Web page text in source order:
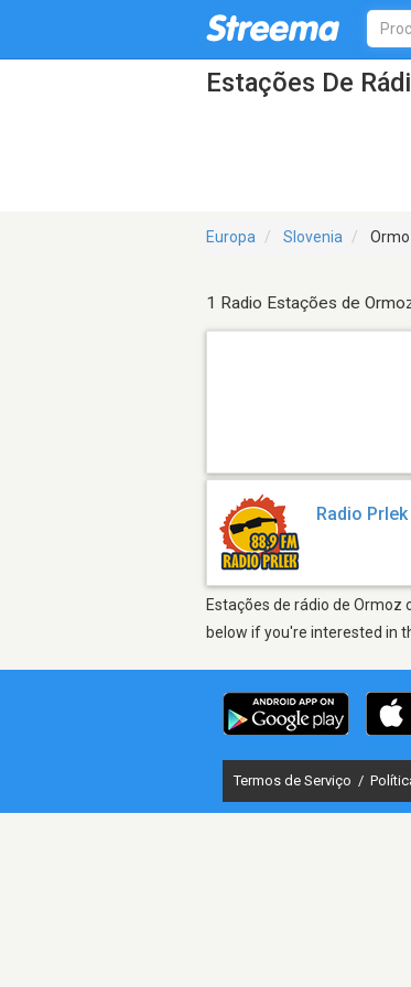
Estações De
Europa Slovenia
1 Radio Estações de
Radio Prlek
Estações de rádio de Ormoz
below if you're interested in
Termos de Serviço /